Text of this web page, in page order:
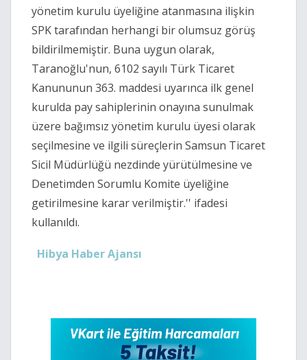
yönetim kurulu üyeliğine atanmasına ilişkin
SPK tarafından herhangi bir olumsuz görüş
bildirilmemiştir. Buna uygun olarak,
Taranoğlu'nun, 6102 sayılı Türk Ticaret
Kanununun 363. maddesi uyarınca ilk genel
kurulda pay sahiplerinin onayına sunulmak
üzere bağımsız yönetim kurulu üyesi olarak
seçilmesine ve ilgili süreçlerin Samsun Ticaret
Sicil Müdürlüğü nezdinde yürütülmesine ve
Denetimden Sorumlu Komite üyeliğine
getirilmesine karar verilmiştir.'' ifadesi
kullanıldı.
Hibya Haber Ajansı